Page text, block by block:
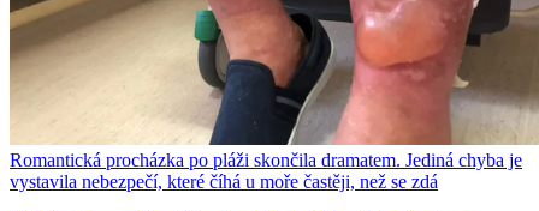
Romantická procházka po pláži skončila dramatem. Jediná chyba je
vystavila nebezpečí, které číhá u moře častěji, než se zdá